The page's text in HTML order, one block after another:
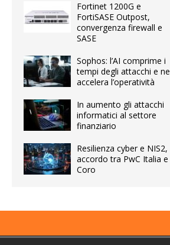
Fortinet 1200G e
FortiSASE Outpost,
convergenza firewall e
SASE
Sophos: l’AI comprime i
tempi degli attacchi e ne
accelera l’operatività
In aumento gli attacchi
informatici al settore
finanziario
Resilienza cyber e NIS2,
accordo tra PwC Italia e
Coro